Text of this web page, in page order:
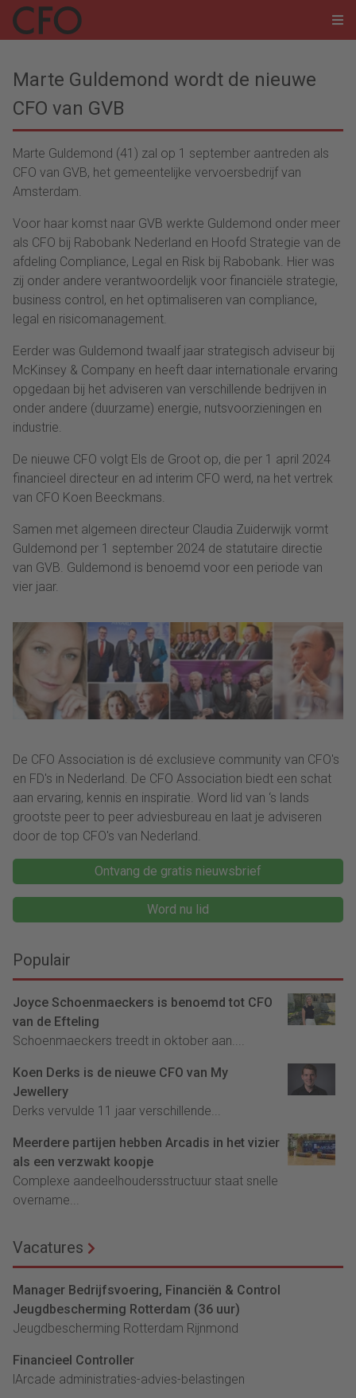
Marte Guldemond wordt de nieuwe
CFO van GVB
Marte Guldemond (41) zal op 1 september aantreden als
CFO van GVB, het gemeentelijke vervoersbedrijf van
Amsterdam.
Voor haar komst naar GVB werkte Guldemond onder meer
als CFO bij Rabobank Nederland en Hoofd Strategie van de
afdeling Compliance, Legal en Risk bij Rabobank. Hier was
zij onder andere verantwoordelijk voor financiële strategie,
business control, en het optimaliseren van compliance,
legal en risicomanagement.
Eerder was Guldemond twaalf jaar strategisch adviseur bij
McKinsey & Company en heeft daar internationale ervaring
opgedaan bij het adviseren van verschillende bedrijven in
onder andere (duurzame) energie, nutsvoorzieningen en
industrie.
De nieuwe CFO volgt Els de Groot op, die per 1 april 2024
financieel directeur en ad interim CFO werd, na het vertrek
van CFO Koen Beeckmans.
Samen met algemeen directeur Claudia Zuiderwijk vormt
Guldemond per 1 september 2024 de statutaire directie
van GVB. Guldemond is benoemd voor een periode van
vier jaar.
De CFO Association is dé exclusieve community van CFO's
en FD's in Nederland. De CFO Association biedt een schat
aan ervaring, kennis en inspiratie. Word lid van ‘s lands
grootste peer to peer adviesbureau en laat je adviseren
door de top CFO's van Nederland.
Ontvang de gratis nieuwsbrief
Word nu lid
Populair
Joyce Schoenmaeckers is benoemd tot CFO
van de Efteling
Schoenmaeckers treedt in oktober aan....
Koen Derks is de nieuwe CFO van My
Jewellery
Derks vervulde 11 jaar verschillende...
Meerdere partijen hebben Arcadis in het vizier
als een verzwakt koopje
Complexe aandeelhoudersstructuur staat snelle
overname...
Vacatures
Manager Bedrijfsvoering, Financiën & Control
Jeugdbescherming Rotterdam (36 uur)
Jeugdbescherming Rotterdam Rijnmond
Financieel Controller
lArcade administraties-advies-belastingen